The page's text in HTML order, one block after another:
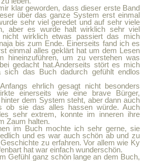
klar geworden, dass dieser erste Band
über das ganze System erst einmal
sehr viel geredet und auf sehr viele
aber es wurde halt wirklich sehr viel
wirklich etwas passiert das mich
bis zum Ende. Einerseits fand ich es
einmal alles geklärt hat um dem Lesen
hineinzuführen, um zu verstehen was
gedacht hat.Anderseits stört es mich
sich das Buch dadurch gefühlt endlos
ehrlich gesagt nicht besonders
einerseits wie eine brave Bürger,
dem System steht, aber dann auch
ob sie das alles hassen würde. Auch
sehr extrem, konnte im inneren ihre
Zaum halten.
im Buch mochte ich sehr gerne, sie
und es war auch schön ab und zu
zu erfahren. Vor allem wie Ky
hat war einfach wunderschön.
Gefühl ganz schön lange an dem Buch,